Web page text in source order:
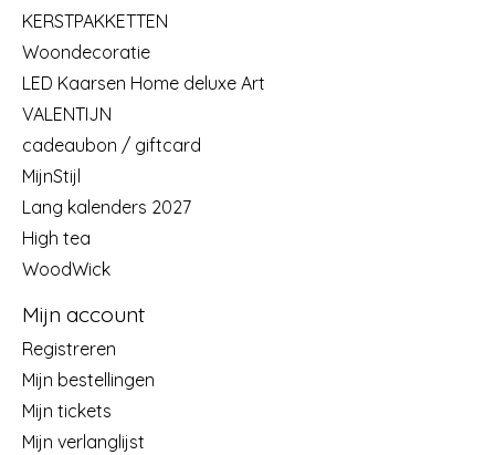
KERSTPAKKETTEN
Woondecoratie
LED Kaarsen Home deluxe Art
VALENTIJN
cadeaubon / giftcard
MijnStijl
Lang kalenders 2027
High tea
WoodWick
Mijn account
Registreren
Mijn bestellingen
Mijn tickets
Mijn verlanglijst